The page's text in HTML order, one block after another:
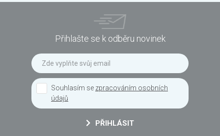
Přihlašte se k odběru novinek
Souhlasím se zpracováním osobních
údajů
PŘIHLÁSIT